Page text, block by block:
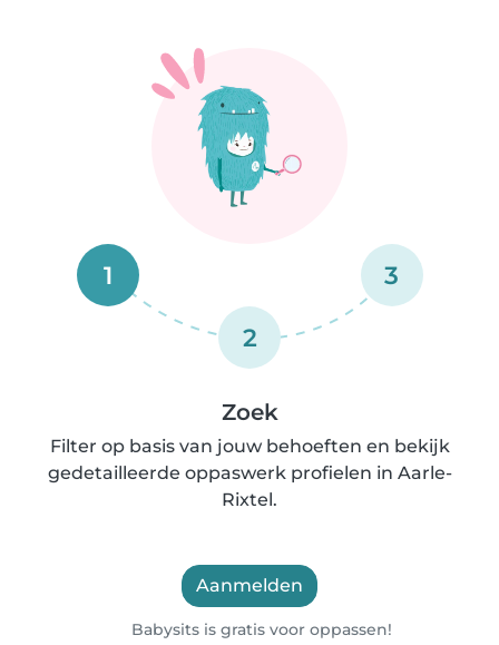
1
2
3
Zoek
Filter op basis van jouw behoeften en bekijk
gedetailleerde oppaswerk profielen in Aarle-
Rixtel.
Aanmelden
Babysits is gratis voor oppassen!